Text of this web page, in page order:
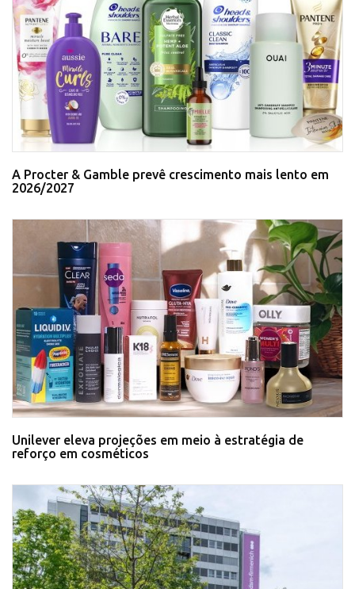
A Procter & Gamble prevê crescimento mais lento em
2026/2027
Unilever eleva projeções em meio à estratégia de
reforço em cosméticos